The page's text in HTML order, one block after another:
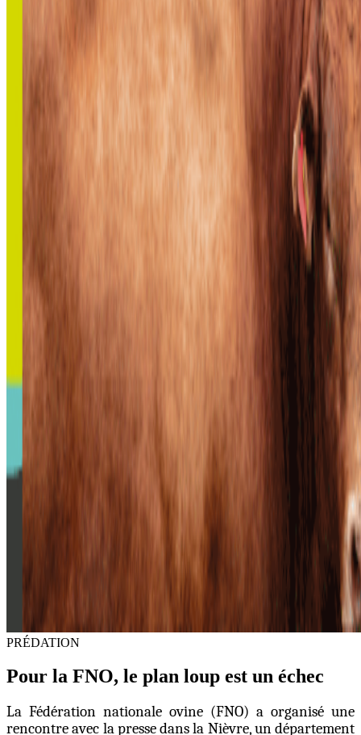
PRÉDATION
Pour la FNO, le plan loup est un échec
La Fédération nationale ovine (FNO) a organisé une
rencontre avec la presse dans la Nièvre, un département